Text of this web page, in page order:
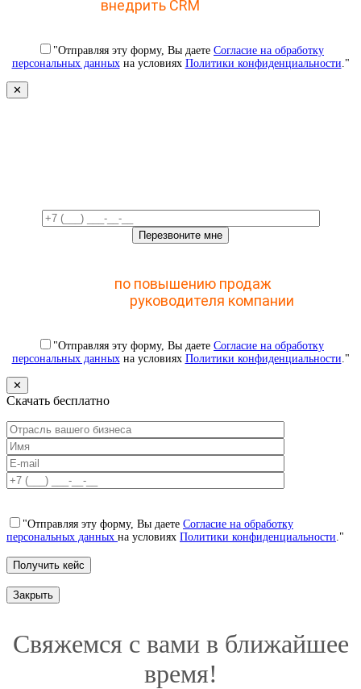
внедрить CRM
"Отправляя эту форму, Вы даете Согласие на обработку
персональных данныхна условиях Политики конфиденциальности ."
✕
по повышению продаж
руководителя компании
"Отправляя эту форму, Вы даете Согласие на обработку
персональных данныхна условиях Политики конфиденциальности ."
✕
Скачать бесплатно
"Отправляя эту форму, Вы даете Согласие на обработку
персональных данных на условиях Политики конфиденциальности ."
Закрыть
Свяжемся с вами в ближайшее
время!